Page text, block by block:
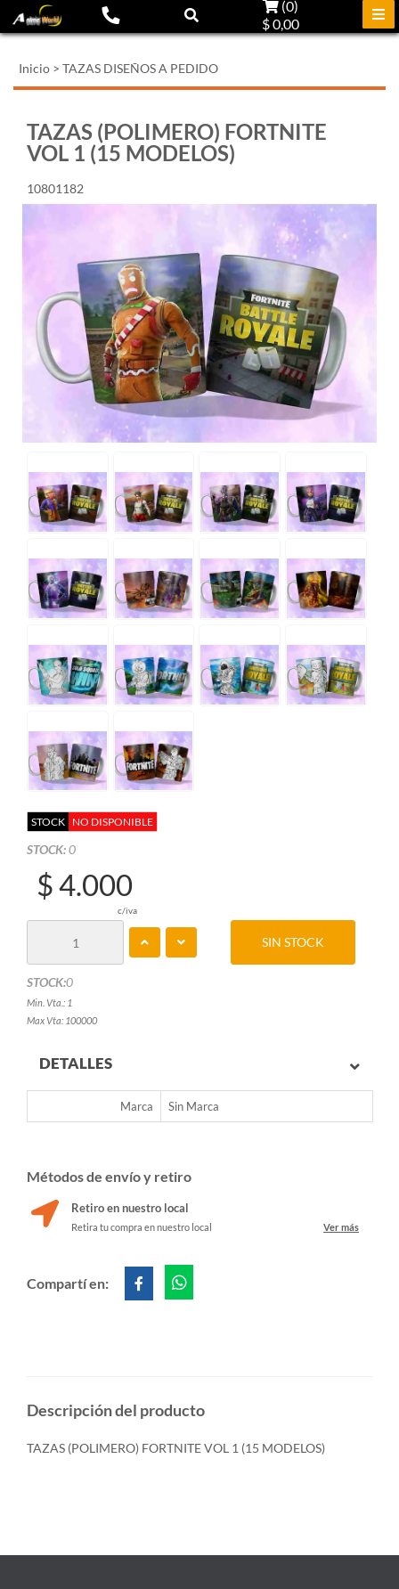
(0)
$ 0,00
Inicio > TAZAS DISEÑOS A PEDIDO
TAZAS (POLIMERO) FORTNITE
VOL 1 (15 MODELOS)
10801182
STOCK NO DISPONIBLE
STOCK:0
$ 4.000
c/iva
STOCK:0
Min. Vta.: 1
Max Vta: 100000
SIN STOCK
DETALLES
Marca Sin Marca
Métodos de envío y retiro
Retiro en nuestro local
Retira tu compra en nuestro local Ver más
Compartí en:
Descripción del producto
TAZAS (POLIMERO) FORTNITE VOL 1 (15 MODELOS)